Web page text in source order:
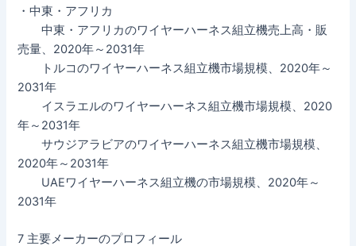
・中東・アフリカ
中東・アフリカのワイヤーハーネス組立機売上高・販
売量、2020年～2031年
トルコのワイヤーハーネス組立機市場規模、2020年～
2031年
イスラエルのワイヤーハーネス組立機市場規模、2020
年～2031年
サウジアラビアのワイヤーハーネス組立機市場規模、
2020年～2031年
UAEワイヤーハーネス組立機の市場規模、2020年～
2031年
7 主要メーカーのプロフィール